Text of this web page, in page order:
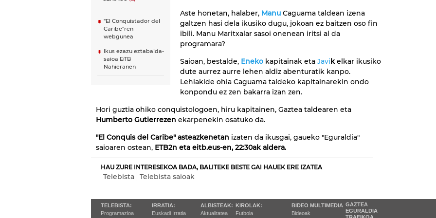
"El Conquistador del
Caribe"ren
webgunea
Ikus ezazu eztabaida-
saioa EiTB
Nahieranen
Aste honetan, halaber, Manu Caguama taldean izena
galtzen hasi dela ikusiko dugu, jokoan ez baitzen oso fin
ibili. Manu Maritxalar sasoi onenean iritsi al da
programara?
Saioan, bestalde, Eneko kapitainak eta Javikelkar ikusiko
dute aurrez aurre lehen aldiz abenturatik kanpo.
Lehiakide ohia Caguama taldeko kapitainarekin ondo
konpondu ez zen bakarra izan zen.
Hori guztia ohiko conquistologoen, hiru kapitainen, Gaztea taldearen eta
Humberto Gutierrezen ekarpenekin osatuko da.
"El Conquis del Caribe" asteazkenetan izaten da ikusgai, gaueko "Eguraldia"
saioaren ostean, ETB2n eta eitb.eus-en, 22:30ak aldera.
HAU ZURE INTERESEKOA BADA, BALITEKE BESTE GAI HAUEK ERE IZATEA
Telebista Telebista saioak
TELEBISTA:
Programazioa
IRRATIA:
Euskadi Irratia
ALBISTEAK:
Aktualitatea
KIROLAK:
Futbola
BIDEO MULTIMEDIA
Bideoak
GAZTEA
EGURALDIA